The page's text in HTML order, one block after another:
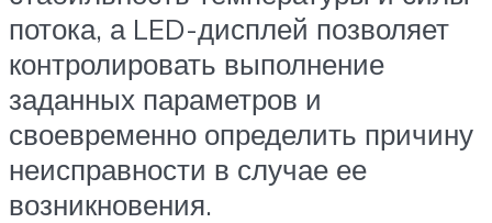
потока, а LED-дисплей позволяет
контролировать выполнение
заданных параметров и
своевременно определить причину
неисправности в случае ее
возникновения.